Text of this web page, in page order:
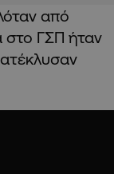
από
στο ΓΣΠ ήταν